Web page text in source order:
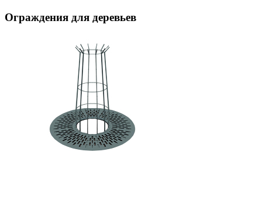
Ограждения для деревьев